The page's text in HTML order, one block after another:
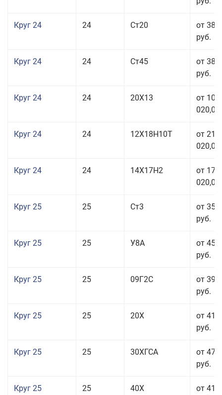
Круг 24 24 Ст20
от 38
руб.
Круг 24 24 Ст45
от 38
руб.
Круг 24 24 20Х13
от 103
020,00
Круг 24 24 12Х18Н10Т
от 211
020,00
Круг 24 24 14Х17Н2
от 178
020,00
Круг 25 25 Ст3
от 35
руб.
Круг 25 25 У8А
от 45
руб.
Круг 25 25 09Г2С
от 39
руб.
Круг 25 25 20Х
от 41
руб.
Круг 25 25 30ХГСА
от 47
руб.
Круг 25 25 40Х
от 41